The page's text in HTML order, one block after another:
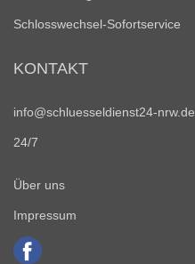
Schlosswechsel-Sofortservice
KONTAKT
info@schluesseldienst24-nrw.de
24/7
Über uns
Impressum